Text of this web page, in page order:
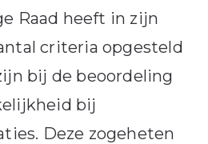
Raad heeft in zijn
criteria opgesteld
bij de beoordeling
bij
Deze zogeheten